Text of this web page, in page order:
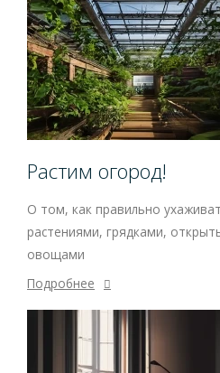
Растим огород!
О том, как правильно
растениями, грядками,
овощами
Подробнее